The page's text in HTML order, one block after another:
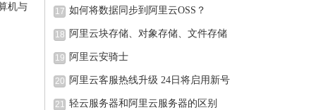
机与 17 如何将数据同步到阿里云OSS？
18 阿里云块存储、对象存储、文件存储
19 阿里云安骑士
20 阿里云客服热线升级 24日将启用新号
21 轻云服务器和阿里云服务器的区别